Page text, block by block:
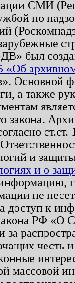
СМИ
по
был
Основной
а также
закона.
и
и о
не
доступ к
РФ «О
за
честь
массовой